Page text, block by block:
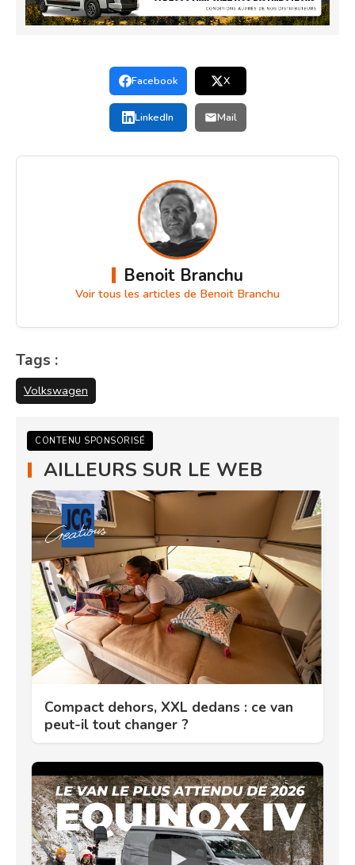
Facebook X
LinkedIn Mail
Benoit Branchu
Voir tous les articles de Benoit Branchu
Tags :
Volkswagen
CONTENU SPONSORISÉ
AILLEURS SUR LE WEB
Compact dehors, XXL dedans : ce van
peut-il tout changer ?